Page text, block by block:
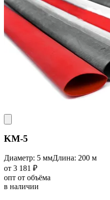
KM-5
Диаметр: 5 ммДлина: 200 м
от 3 181 ₽
опт от объёма
в наличии